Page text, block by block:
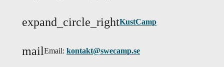
expand_circle_rightKustCamp
mailEmail: kontakt@swecamp.se